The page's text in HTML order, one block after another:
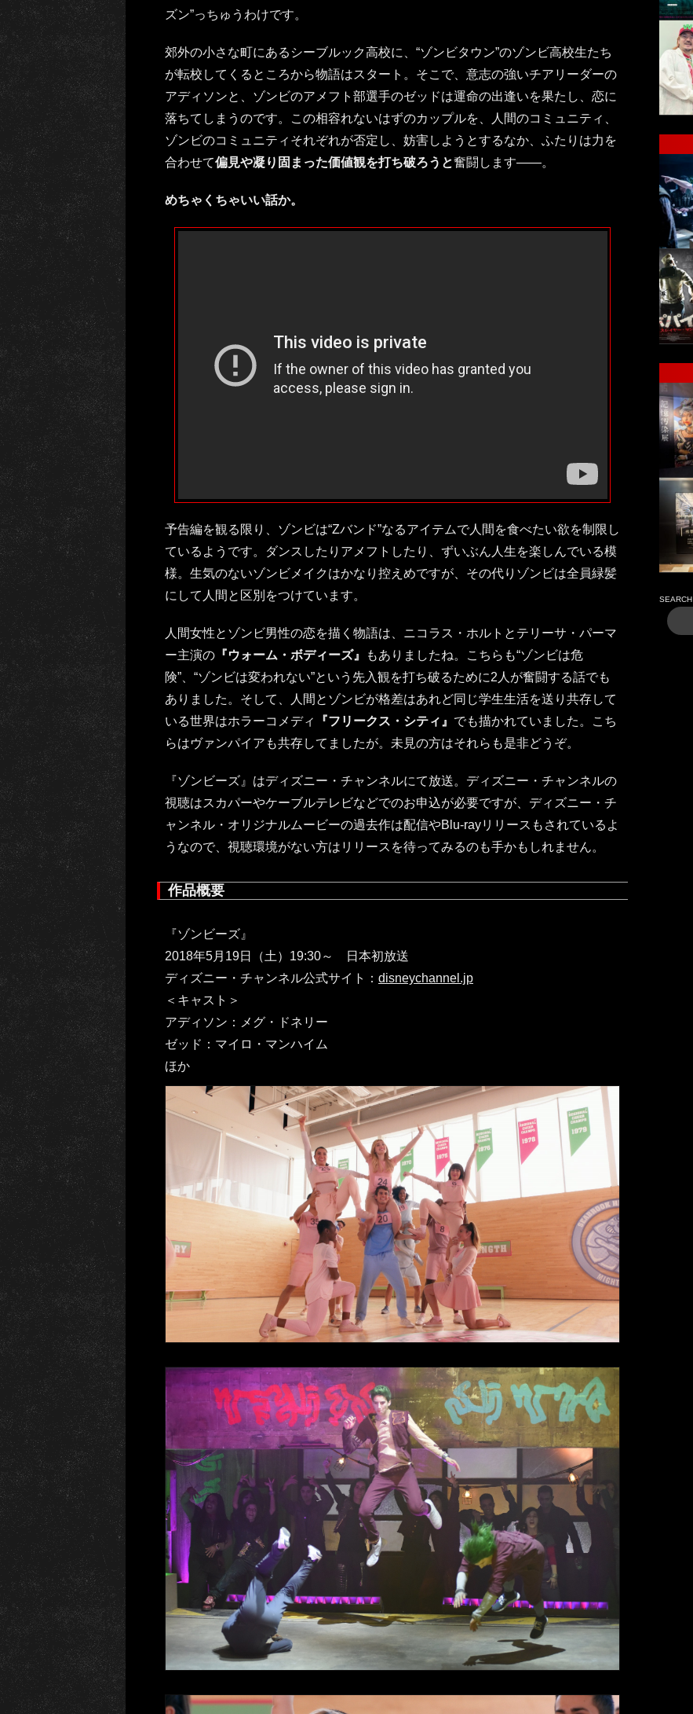
ズン”っちゅうわけです。
郊外の小さな町にあるシーブルック高校に、“ゾンビタウン”のゾンビ高校生たち
が転校してくるところから物語はスタート。そこで、意志の強いチアリーダーの
アディソンと、ゾンビのアメフト部選手のゼッドは運命の出逢いを果たし、恋に
落ちてしまうのです。この相容れないはずのカップルを、人間のコミュニティ、
ゾンビのコミュニティそれぞれが否定し、妨害しようとするなか、ふたりは力を
合わせて偏見や凝り固まった価値観を打ち破ろうと奮闘します――。
めちゃくちゃいい話か。
予告編を観る限り、ゾンビは“Zバンド”なるアイテムで人間を食べたい欲を制限し
ているようです。ダンスしたりアメフトしたり、ずいぶん人生を楽しんでいる模
様。生気のないゾンビメイクはかなり控えめですが、その代りゾンビは全員緑髪
にして人間と区別をつけています。
人間女性とゾンビ男性の恋を描く物語は、ニコラス・ホルトとテリーサ・パーマ
ー主演の 『ウォーム・ボディーズ』
もありましたね。こちらも“ゾンビは危
険”、“ゾンビは変われない”という先入観を打ち破るために2人が奮闘する話でも
ありました。そして、人間とゾンビが格差はあれど同じ学生生活を送り共存して
いる世界はホラーコメディ
『フリークス・シティ』 でも描かれていました。こち
らはヴァンパイアも共存してましたが。未見の方はそれらも是非どうぞ。
『ゾンビーズ』はディズニー・チャンネルにて放送。ディズニー・チャンネルの
視聴はスカパーやケーブルテレビなどでのお申込が必要ですが、ディズニー・チ
ャンネル・オリジナルムービーの過去作は配信やBlu-rayリリースもされているよ
うなので、視聴環境がない方はリリースを待ってみるのも手かもしれません。
作品概要
『ゾンビーズ』
2018年5月19日（土）19:30～ 日本初放送
ディズニー・チャンネル公式サイト： disneychannel.jp
＜キャスト＞
アディソン：メグ・ドネリー
ゼッド：マイロ・マンハイム
ほか
SEARCH